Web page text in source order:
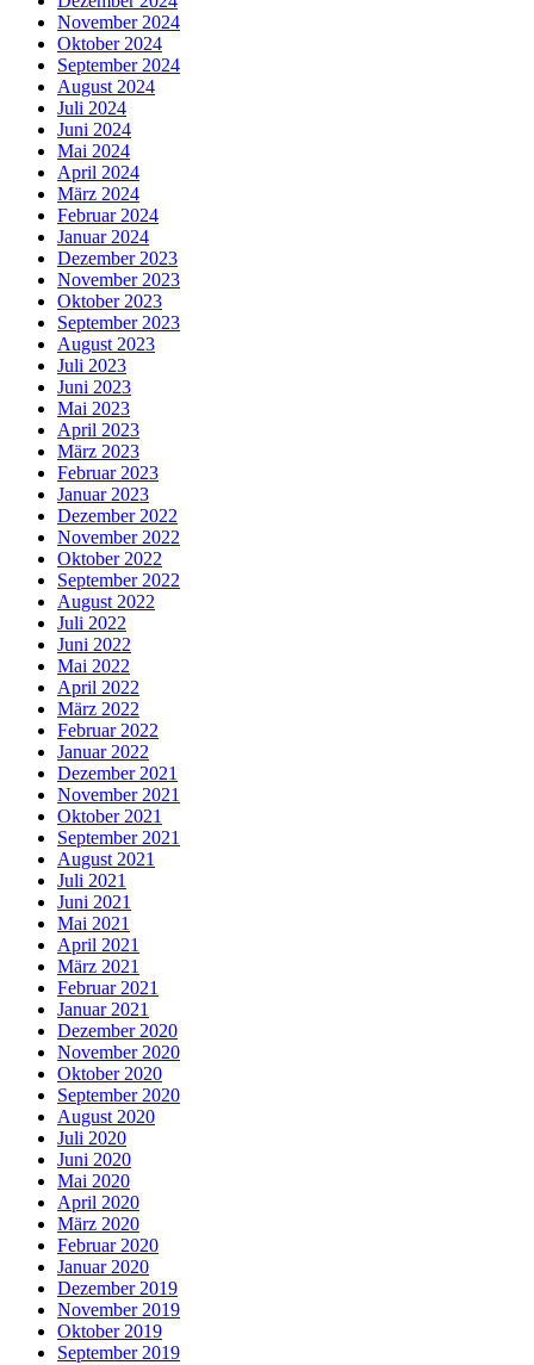
November 2024
Oktober 2024
September 2024
August 2024
Juli 2024
Juni 2024
Mai 2024
April 2024
März 2024
Februar 2024
Januar 2024
Dezember 2023
November 2023
Oktober 2023
September 2023
August 2023
Juli 2023
Juni 2023
Mai 2023
April 2023
März 2023
Februar 2023
Januar 2023
Dezember 2022
November 2022
Oktober 2022
September 2022
August 2022
Juli 2022
Juni 2022
Mai 2022
April 2022
März 2022
Februar 2022
Januar 2022
Dezember 2021
November 2021
Oktober 2021
September 2021
August 2021
Juli 2021
Juni 2021
Mai 2021
April 2021
März 2021
Februar 2021
Januar 2021
Dezember 2020
November 2020
Oktober 2020
September 2020
August 2020
Juli 2020
Juni 2020
Mai 2020
April 2020
März 2020
Februar 2020
Januar 2020
Dezember 2019
November 2019
Oktober 2019
September 2019